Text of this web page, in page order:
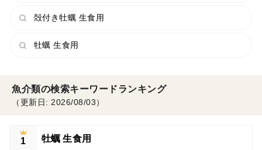
殻付き牡蠣 生食用
牡蠣 生食用
魚介類の検索キーワードランキング
（更新日: 2026/08/03）
1 牡蠣 生食用